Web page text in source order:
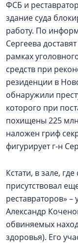
ФСБ и
здание суда
работу. По
Сергеева
рамках
средств при
резиденции в
обнаружили
которого при
похищены 225
наложен гриф
фигурирует г-н
Кстати, в зале,
присутствовал
реставраторов»
Александр
обвиняемых
здоровья). Его